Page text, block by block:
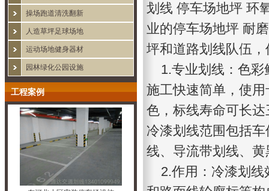
操场跑道清洗翻新
人造草坪足球场地
运动场地健身器材
园林绿化公园设施
工程案例
划线 停车场地坪 环
业的停车场地坪 耐
坪和道路划线队伍
1.专业划线：色彩
施工快速简单，使
色，标线寿命可长
冷漆划线范围包括
线、导流带划线、
2.作用：冷漆划线